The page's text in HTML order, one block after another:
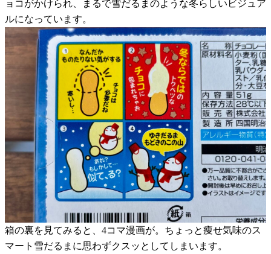
ョコがかけられ、まるで雪だるまのような冬らしいビジュア
ルになっています。
箱の裏を見てみると、4コマ漫画が。ちょっと痩せ気味のス
マート雪だるまに思わずクスッとしてしまいます。